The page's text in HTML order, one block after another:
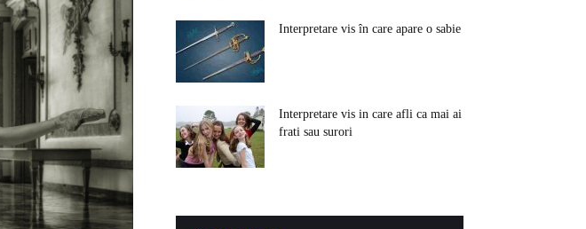
Interpretare vis în care apare o sabie
Interpretare vis in care afli ca mai ai
frati sau surori